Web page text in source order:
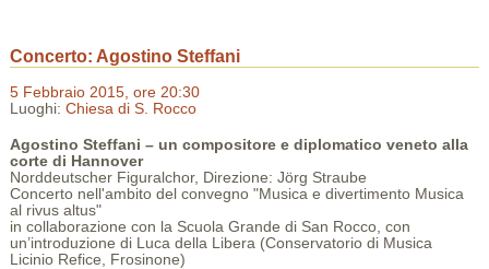
Concerto: Agostino Steffani
5 Febbraio 2015, ore 20:30
Luoghi: Chiesa di S. Rocco
Agostino Steffani – un compositore e diplomatico veneto alla
corte di Hannover
Norddeutscher Figuralchor, Direzione: Jörg Straube
Concerto nell'ambito del convegno "Musica e divertimento Musica
al rivus altus"
in collaborazione con la Scuola Grande di San Rocco, con
un’introduzione di Luca della Libera (Conservatorio di Musica
Licinio Refice, Frosinone)